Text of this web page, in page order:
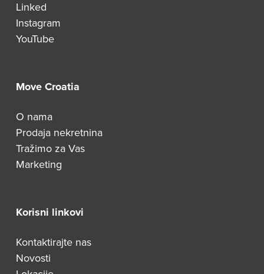
Linked
Instagram
YouTube
Move Croatia
O nama
Prodaja nekretnina
Tražimo za Vas
Marketing
Korisni linkovi
Kontaktirajte nas
Novosti